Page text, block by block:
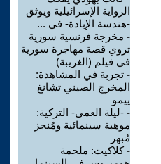
الرواية الإسرائيلية ويوثق
-هندسة الإبادة- في ...
- مخرجة فرنسية سورية
تروي قصة مهاجرة سورية
في فيلم (الغريبة)
- تجربة في المشاهدة:
المخرج الصيني تشانغ
ييمو
- -ليلة العمى- التركية:
موهبة سينمائية ومُنجز
مُبهر
-كلاكيت: ملحمة